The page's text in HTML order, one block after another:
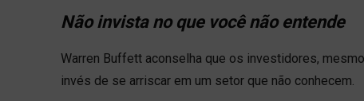
Não invista no que você não entende
Warren Buffett aconselha que os investidores,
invés de se arriscar em um setor que não conhecem.